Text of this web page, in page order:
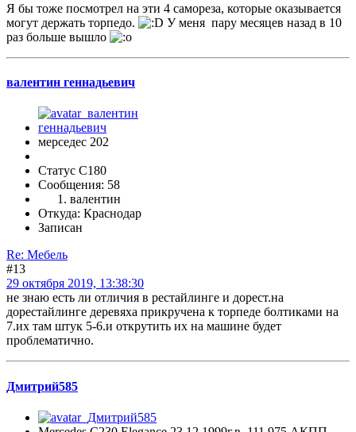
Я бы тоже посмотрел на эти 4 самореза, которые оказывается
могут держать торпедо.
У меня пару месяцев назад в 10
раз больше вышло
валентин геннадьевич
мерседес 202
Статус C180
Сообщения: 58
валентин
Откуда: Краснодар
Записан
Re: Мебель
#13
29 октября 2019, 13:38:30
не знаю есть ли отличия в рестайлинге и дорест.на
дорестайлинге деревяха прикручена к торпеде болтиками на
7.их там штук 5-6.и открутить их на машине будет
проблематично.
Дмитрий585